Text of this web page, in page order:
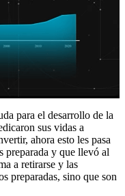
para el desarrollo de la
sus vidas a
ahora esto les pasa
preparada y que llevó al
a retirarse y las
preparadas, sino que son